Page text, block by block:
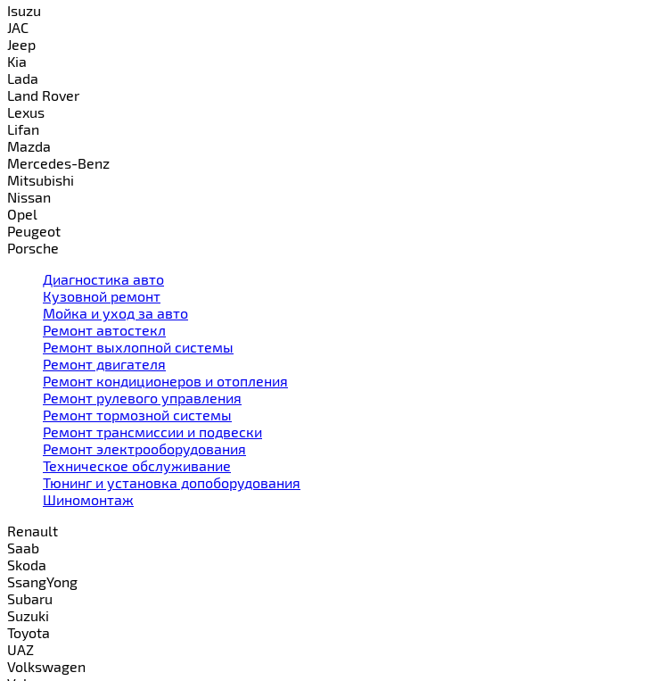
Isuzu
JAC
Jeep
Kia
Lada
Land Rover
Lexus
Lifan
Mazda
Mercedes-Benz
Mitsubishi
Nissan
Opel
Peugeot
Porsche
Диагностика авто
Кузовной ремонт
Мойка и уход за авто
Ремонт автостекл
Ремонт выхлопной системы
Ремонт двигателя
Ремонт кондиционеров и отопления
Ремонт рулевого управления
Ремонт тормозной системы
Ремонт трансмиссии и подвески
Ремонт электрооборудования
Техническое обслуживание
Тюнинг и установка допоборудования
Шиномонтаж
Renault
Saab
Skoda
SsangYong
Subaru
Suzuki
Toyota
UAZ
Volkswagen